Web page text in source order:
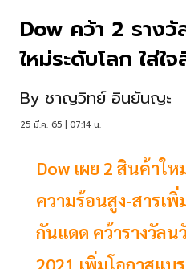
Dow คว้า 2 ราง
ใหม่ระดับโลก ใส่ใ
By ชาญวิทย์ อินยันญะ
25 มี.ค. 65 | 07:14 น.
Dow เผย 2 สินค้าใ
ความร้อนสูง-สารเ
กันแดด คว้ารางวัลน
2021 เพิ่มโอกาสแ